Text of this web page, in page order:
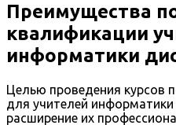
Преимущества
квалификации
информатики
Целью проведения курсов
для учителей
расширение их